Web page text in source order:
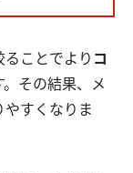
ことでより コ
。その結果、メ
すくなりま